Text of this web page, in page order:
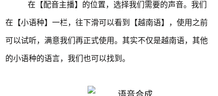
在【配音主播】的位置，选择我们需要的声音。我们
在【小语种】一栏，往下滑可以看到【越南语】，使用之前
可以试听，满意我们再正式使用。其实不仅是越南语，其他
的小语种的语言，我们也可以找到。